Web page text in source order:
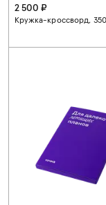
2 500 ₽
Кружка-кроссворд,